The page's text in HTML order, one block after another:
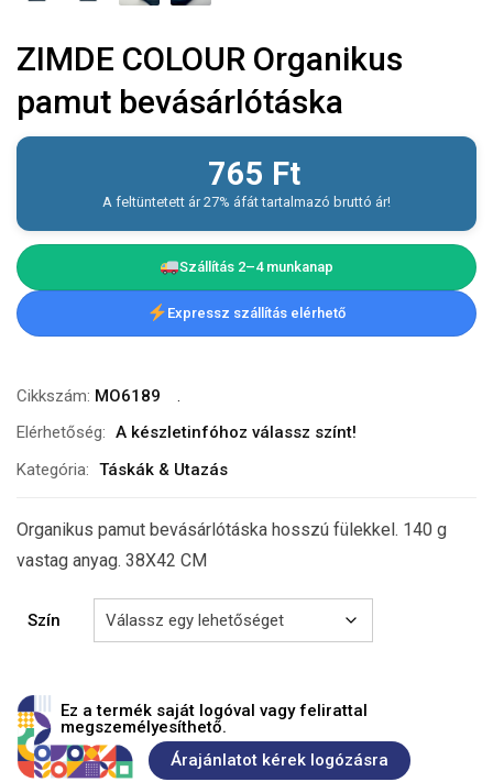
ZIMDE COLOUR Organikus
pamut bevásárlótáska
765 Ft
A feltüntetett ár 27% áfát tartalmazó bruttó ár!
Szállítás 2–4 munkanap
Expressz szállítás elérhető
Cikkszám: MO6189
Elérhetőség: A készletinfóhoz válassz színt!
Kategória: Táskák & Utazás
Organikus pamut bevásárlótáska hosszú fülekkel. 140 g
vastag anyag. 38X42 CM
Szín
Ez a termék saját logóval vagy felirattal
megszemélyesíthető.
Árajánlatot kérek logózásra